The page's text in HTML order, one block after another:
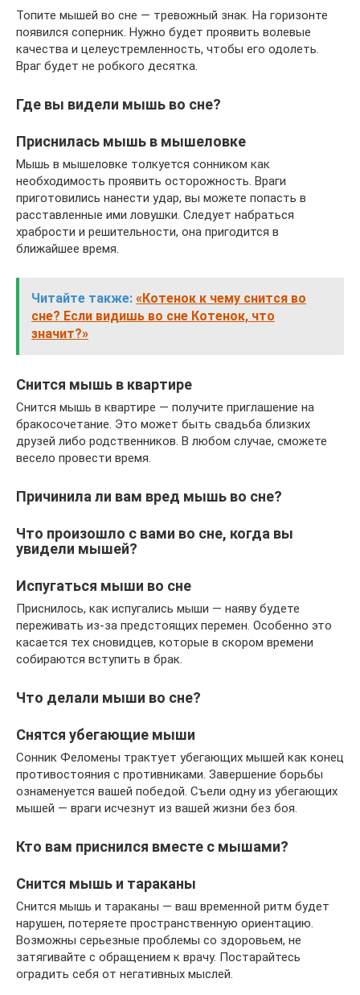
Топите мышей во сне — тревожный знак. На горизонте
появился соперник. Нужно будет проявить волевые
качества и целеустремленность, чтобы его одолеть.
Враг будет не робкого десятка.
Где вы видели мышь во сне?
Приснилась мышь в мышеловке
Мышь в мышеловке толкуется сонником как
необходимость проявить осторожность. Враги
приготовились нанести удар, вы можете попасть в
расставленные ими ловушки. Следует набраться
храбрости и решительности, она пригодится в
ближайшее время.
Читайте также: «Котенок к чему снится во
сне? Если видишь во сне Котенок, что
значит?»
Снится мышь в квартире
Снится мышь в квартире — получите приглашение на
бракосочетание. Это может быть свадьба близких
друзей либо родственников. В любом случае, сможете
весело провести время.
Причинила ли вам вред мышь во сне?
Что произошло с вами во сне, когда вы
увидели мышей?
Испугаться мыши во сне
Приснилось, как испугались мыши — наяву будете
переживать из-за предстоящих перемен. Особенно это
касается тех сновидцев, которые в скором времени
собираются вступить в брак.
Что делали мыши во сне?
Снятся убегающие мыши
Сонник Фeломeны трактует убегающих мышей как конец
противостояния с противниками. Завершение борьбы
ознаменуется вашей победой. Съели одну из убегающих
мышей — враги исчезнут из вашей жизни без боя.
Кто вам приснился вместе с мышами?
Снится мышь и тараканы
Снится мышь и тараканы — ваш временной ритм будет
нарушен, потеряете пространственную ориентацию.
Возможны серьезные проблемы со здоровьем, не
затягивайте с обращением к врачу. Постарайтесь
оградить себя от негативных мыслей.